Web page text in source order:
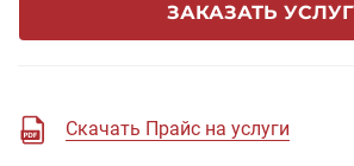
ЗАКАЗАТЬ
Скачать Прайс на услуги